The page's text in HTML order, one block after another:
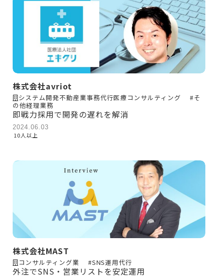
株式会社avriot
システム開発不動産業事務代行医療コンサルティング
#そ
の他経理業務
即戦力採用で開発の遅れを解消
2024.06.03
10人以上
株式会社MAST
コンサルティング業 #SNS運用代行
外注でSNS・営業リストを安定運用